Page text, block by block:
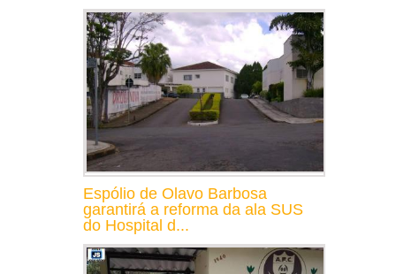
Espólio de Olavo Barbosa
garantirá a reforma da ala SUS
do Hospital d...